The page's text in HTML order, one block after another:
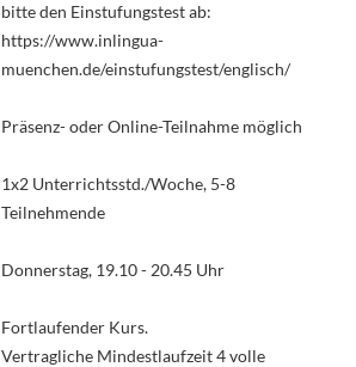
bitte den Einstufungstest ab:
https://www.inlingua-
muenchen.de/einstufungstest/englisch/
Präsenz- oder Online-Teilnahme möglich
1x2 Unterrichtsstd./Woche, 5-8
Teilnehmende
Donnerstag, 19.10 - 20.45 Uhr
Fortlaufender Kurs.
Vertragliche Mindestlaufzeit 4 volle